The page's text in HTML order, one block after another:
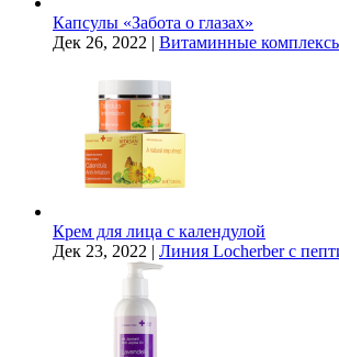
Капсулы «Забота о глазах»
Дек 26, 2022 | Витаминные
Крем для лица с календулой
Дек 23, 2022 | Линия Locherber с